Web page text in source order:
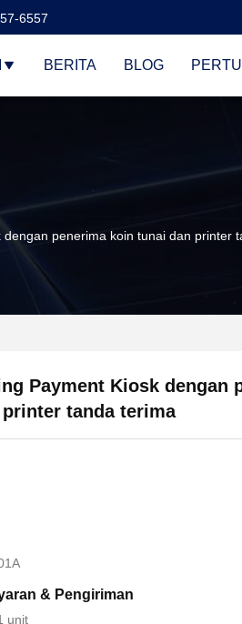
6557
BERITA BLOG
penerima koin tunai dan printer
Payment Kiosk dengan
tanda terima
& Pengiriman
unit